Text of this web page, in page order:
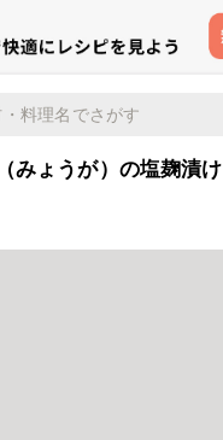
みょうが）の塩麹漬け